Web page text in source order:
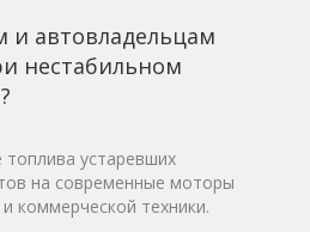
и автовладельцам
нестабильном
устаревших
на современные моторы
коммерческой техники.